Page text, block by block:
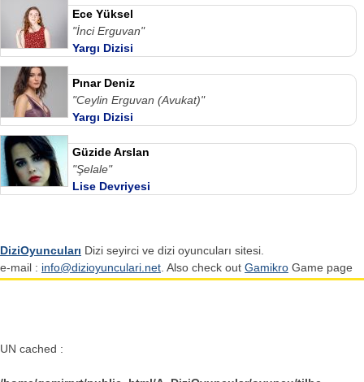
Ece Yüksel
"İnci Erguvan"
Yargı Dizisi
Pınar Deniz
"Ceylin Erguvan (Avukat)"
Yargı Dizisi
Güzide Arslan
"Şelale"
Lise Devriyesi
DiziOyuncuları Dizi seyirci ve dizi oyuncuları sitesi.
e-mail : info@dizioyunculari.net . Also check out Gamikro Game page
UN cached :